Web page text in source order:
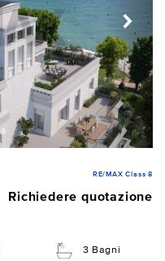
RE/MAX Class 8
Richiedere quotazione
3 Bagni